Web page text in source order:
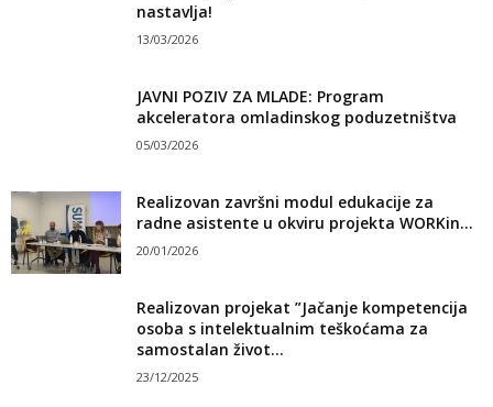
nastavlja!
13/03/2026
JAVNI POZIV ZA MLADE: Program
akceleratora omladinskog poduzetništva
05/03/2026
Realizovan završni modul edukacije za
radne asistente u okviru projekta WORKin...
20/01/2026
Realizovan projekat ”Jačanje kompetencija
osoba s intelektualnim teškoćama za
samostalan život...
23/12/2025